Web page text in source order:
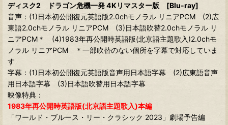
ディスク2 ドラゴン危機一発 4Kリマスター版 [Blu-ray]
音声：(1)日本初公開復元英語版2.0chモノラル リニアPCM (2)広
東語2.0chモノラル リニアPCM (3)日本語吹替2.0chモノラル リ
ニアPCM＊ (4)1983年再公開時英語版(北京語主題歌入)2.0chモ
ノラル リニアPCM ＊一部吹替のない個所を字幕で対応していま
す
字幕：(1)日本初公開復元英語版音声用日本語字幕 (2)広東語音声
用日本語字幕 (3)日本語吹替用日本語字幕
映像特典：
1983年再公開時英語版(北京語主題歌入)本編
「ワールド・ブルース・リー・クラシック 2023」劇場予告編